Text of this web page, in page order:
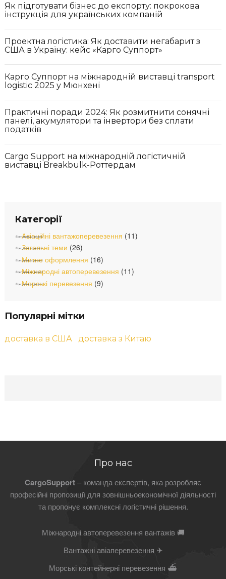
Як підготувати бізнес до експорту: покрокова
інструкція для українських компаній
Проектна логістика: Як доставити негабарит з
США в Україну: кейс «Карго Суппорт»
Карго Суппорт на міжнародній виставці transport
logistic 2025 у Мюнхені
Практичні поради 2024: Як розмитнити сонячні
панелі, акумулятори та інвертори без сплати
податків
Cargo Support на міжнародній логістичній
виставці Breakbulk-Роттердам
Категорії
Авіаційні вантажоперевезення (11)
Загальні теми (26)
Митне оформлення (16)
Міжнародні автоперевезення (11)
Морські перевезення (9)
Популярні мітки
доставка в США доставка з Китаю
Про нас
CargoSupport– команда експертів, яка розробляє
професійні пропозиції для зовнішньоекономічної діяльності
та пропонує комплексні логістичні рішення.
Міжнародні автоперевезення вантажів 🚚
Вантажні авіаперевезення ✈
Морські контейнерні перевезення ⛴